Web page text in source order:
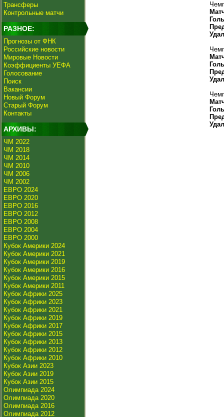
Трансферы
Контрольные матчи
РАЗНОЕ:
Прогнозы от ФНК
Российские новости
Мировые Новости
Коэффициенты УЕФА
Голосование
Поиск
Вакансии
Новый Форум
Старый Форум
Контакты
АРХИВЫ:
ЧМ 2022
ЧМ 2018
ЧМ 2014
ЧМ 2010
ЧМ 2006
ЧМ 2002
ЕВРО 2024
ЕВРО 2020
ЕВРО 2016
ЕВРО 2012
ЕВРО 2008
ЕВРО 2004
ЕВРО 2000
Кубок Америки 2024
Кубок Америки 2021
Кубок Америки 2019
Кубок Америки 2016
Кубок Америки 2015
Кубок Америки 2011
Кубок Африки 2025
Кубок Африки 2023
Кубок Африки 2021
Кубок Африки 2019
Кубок Африки 2017
Кубок Африки 2015
Кубок Африки 2013
Кубок Африки 2012
Кубок Африки 2010
Кубок Азии 2023
Кубок Азии 2019
Кубок Азии 2015
Олимпиада 2024
Олимпиада 2020
Олимпиада 2016
Олимпиада 2012